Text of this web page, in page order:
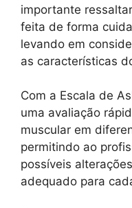
importante
feita de forma
levando em
as características
Com a Escala de
uma avaliação
muscular em
permitindo ao
possíveis
adequado para